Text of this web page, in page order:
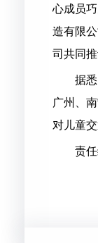
心成员
造有限
司共同推
据
广州、
对儿童
责